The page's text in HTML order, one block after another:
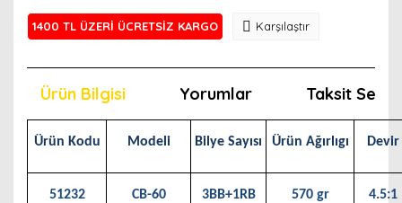
1400 TL ÜZERİ ÜCRETSİZ KARGO Karşılaştır
Ürün Bilgisi Yorumlar Taksit
Ürün Kodu Modeli Bilye Sayısı Ürün Ağırlıgı Devir
51232 CB-60 3BB+1RB 570 gr 4.5:1